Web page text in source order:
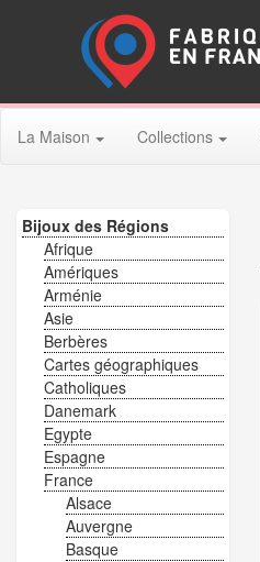
La Maison Collections
Bijoux des Régions
Afrique
Amériques
Arménie
Asie
Berbères
Cartes géographiques
Catholiques
Danemark
Egypte
Espagne
France
Alsace
Auvergne
Basque